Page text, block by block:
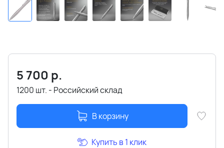
5 700 р.
1200 шт. - Российский склад
В корзину
Купить в 1 клик